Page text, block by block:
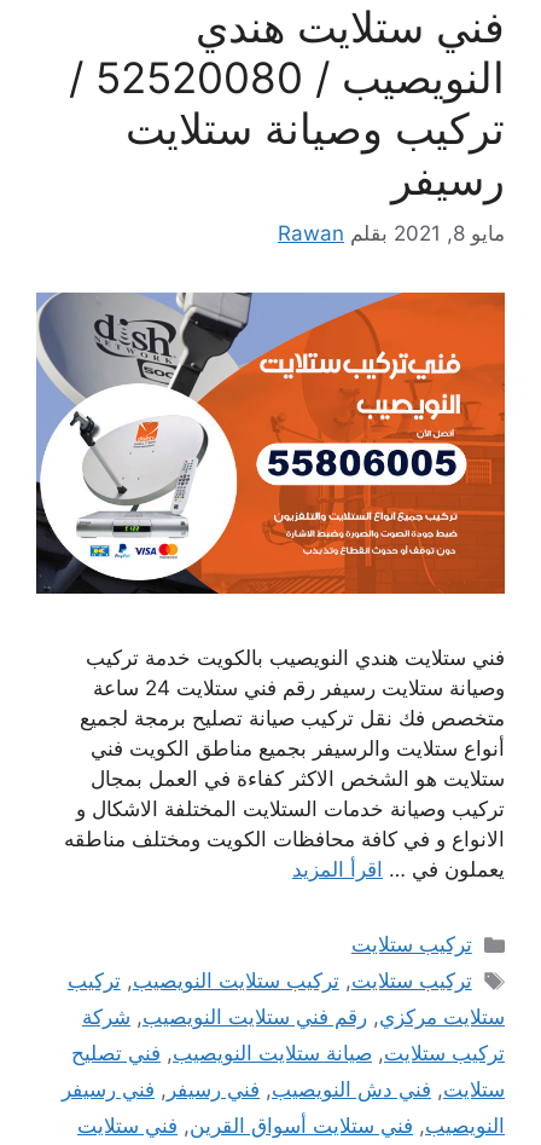
فني ستلايت هندي
النويصيب / 52520080 /
تركيب وصيانة ستلايت
رسيفر
مايو 8, 2021 بقلم Rawan
فني ستلايت هندي النويصيب بالكويت خدمة تركيب
وصيانة ستلايت رسيفر رقم فني ستلايت 24 ساعة
متخصص فك نقل تركيب صيانة تصليح برمجة لجميع
أنواع ستلايت والرسيفر بجميع مناطق الكويت فني
ستلايت هو الشخص الاكثر كفاءة في العمل بمجال
تركيب وصيانة خدمات الستلايت المختلفة الاشكال و
الانواع و في كافة محافظات الكويت ومختلف مناطقه
يعملون في … اقرأ المزيد
التصنيفات
تركيب ستلايت
الوسوم
تركيب ستلايت,تركيب ستلايت النويصيب,تركيب
ستلايت مركزي, رقم فني ستلايت النويصيب, شركة
تركيب ستلايت, صيانة ستلايت النويصيب, فني تصليح
ستلايت, فني دش النويصيب, فني رسيفر , فني رسيفر
النويصيب, فني ستلايت أسواق القرين, فني ستلايت